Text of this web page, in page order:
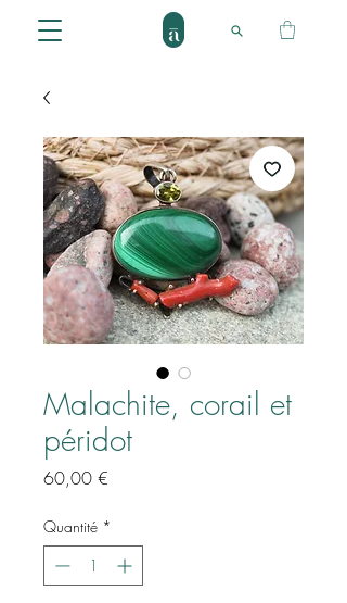
Malachite, corail et
péridot
60,00 €
Quantité *